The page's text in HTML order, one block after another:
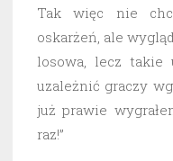
Tak więc nie
oskarżeń, ale
losowa, lecz
uzależnić graczy
już prawie
raz!”